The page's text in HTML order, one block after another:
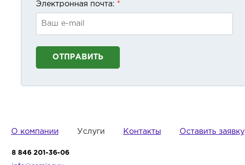
Электронная почта: *
ОТПРАВИТЬ
О компании Услуги Контакты Оставить заявку
8 846 201-36-06